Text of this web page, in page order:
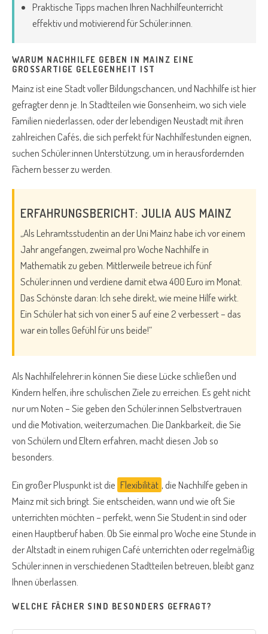
Praktische Tipps machen Ihren Nachhilfeunterricht
effektiv und motivierend für Schüler:innen.
WARUM NACHHILFE GEBEN IN MAINZ EINE
GROSSARTIGE GELEGENHEIT IST
Mainz ist eine Stadt voller Bildungschancen, und Nachhilfe ist hier
gefragter denn je. In Stadtteilen wie Gonsenheim, wo sich viele
Familien niederlassen, oder der lebendigen Neustadt mit ihren
zahlreichen Cafés, die sich perfekt für Nachhilfestunden eignen,
suchen Schüler:innen Unterstützung, um in herausfordernden
Fächern besser zu werden.
ERFAHRUNGSBERICHT: JULIA AUS MAINZ
„Als Lehramtsstudentin an der Uni Mainz habe ich vor einem
Jahr angefangen, zweimal pro Woche Nachhilfe in
Mathematik zu geben. Mittlerweile betreue ich fünf
Schüler:innen und verdiene damit etwa 400 Euro im Monat.
Das Schönste daran: Ich sehe direkt, wie meine Hilfe wirkt.
Ein Schüler hat sich von einer 5 auf eine 2 verbessert – das
war ein tolles Gefühl für uns beide!“
Als Nachhilfelehrer:in können Sie diese Lücke schließen und
Kindern helfen, ihre schulischen Ziele zu erreichen. Es geht nicht
nur um Noten – Sie geben den Schüler:innen Selbstvertrauen
und die Motivation, weiterzumachen. Die Dankbarkeit, die Sie
von Schülern und Eltern erfahren, macht diesen Job so
besonders.
Ein großer Pluspunkt ist die Flexibilität , die Nachhilfe geben in
Mainz mit sich bringt. Sie entscheiden, wann und wie oft Sie
unterrichten möchten – perfekt, wenn Sie Student:in sind oder
einen Hauptberuf haben. Ob Sie einmal pro Woche eine Stunde in
der Altstadt in einem ruhigen Café unterrichten oder regelmäßig
Schüler:innen in verschiedenen Stadtteilen betreuen, bleibt ganz
Ihnen überlassen.
WELCHE FÄCHER SIND BESONDERS GEFRAGT?